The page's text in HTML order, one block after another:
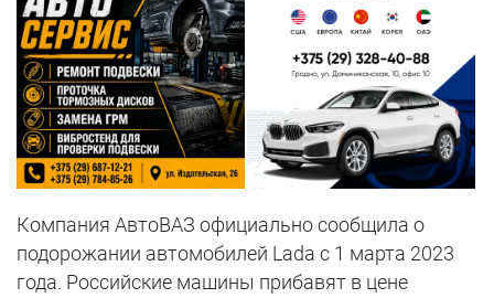
Компания АвтоВАЗ официально сообщила о
подорожании автомобилей Lada с 1 марта 2023
года. Российские машины прибавят в цене